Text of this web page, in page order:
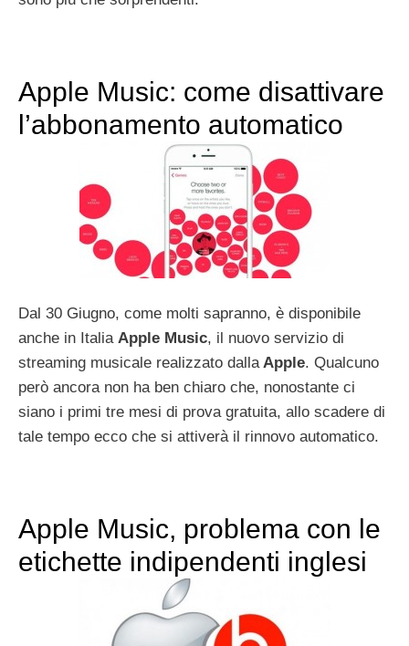
Apple Music: come disattivare
l’abbonamento automatico
Dal 30 Giugno, come molti sapranno, è disponibile
anche in Italia Apple Music, il nuovo servizio di
streaming musicale realizzato dallaApple. Qualcuno
però ancora non ha ben chiaro che, nonostante ci
siano i primi tre mesi di prova gratuita, allo scadere di
tale tempo ecco che si attiverà il rinnovo automatico.
Apple Music, problema con le
etichette indipendenti inglesi